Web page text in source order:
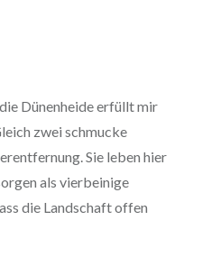
Dünenheide erfüllt mir
zwei schmucke
Sie leben hier
als vierbeinige
die Landschaft offen